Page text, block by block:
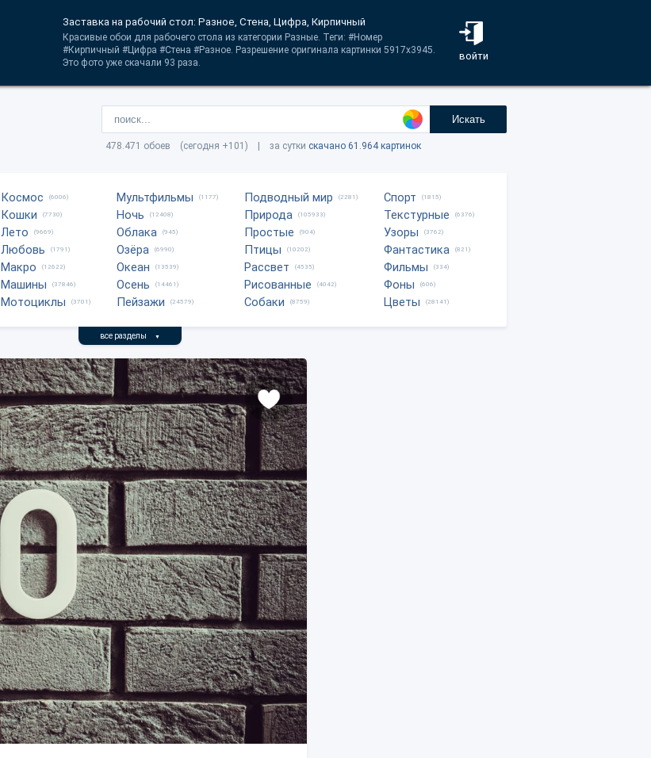
войти
Заставка на рабочий стол: Разное, Стена, Цифра, Кирпичный
Красивые обои для рабочего стола из категории Разные. Теги: #Номер
#Кирпичный #Цифра #Стена #Разное. Разрешение оригинала картинки 5917x3945.
Это фото уже скачали 93 раза.
Искать
478.471 обоев (сегодня +101) | за сутки скачано 61.964 картинок
Космос (6006)
Кошки (7730)
Лето (9669)
Любовь (1791)
Макро (12622)
Машины (37846)
Мотоциклы (3701)
Мультфильмы (1177)
Ночь (12408)
Облака (945)
Озёра (6990)
Океан (13539)
Осень (14461)
Пейзажи (24579)
Подводный мир (2281)
Природа (105933)
Простые (904)
Птицы (10202)
Рассвет (4535)
Рисованные (4042)
Собаки (8759)
Спорт (1815)
Текстурные (6376)
Узоры (3762)
Фантастика (821)
Фильмы (334)
Фоны (606)
Цветы (28141)
все разделы ▼